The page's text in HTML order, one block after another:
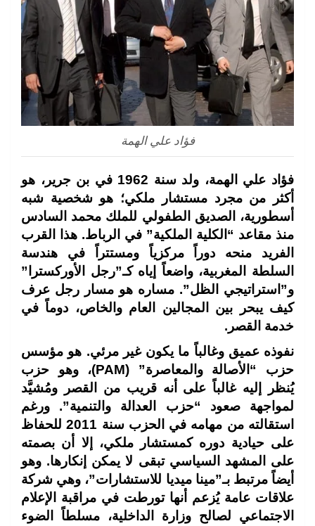
فؤاد علي الهمة
فؤاد علي الهمة، ولد سنة 1962 في بن جرير، هو
أكثر من مجرد مستشار ملكي؛ هو شخصية شبه
أسطورية، الصديق الطفولي للملك محمد السادس
منذ مقاعد “الكلية الملكية” في الرباط. هذا القرب
الفريد منحه دوراً مركزياً ومستتراً في هندسة
السلطة المغربية، واضعاً إياه كـ”رجل الأوركسترا”
و”استراتيجي الظل”. مساره هو مسار رجل عرف
كيف يبحر بين المجالين العام والخاص، دوماً في
خدمة القصر.
نفوذه عميق وغالباً ما يكون غير مرئي. هو مؤسس
حزب “الأصالة والمعاصرة” (PAM)، وهو حزب
يُنظر إليه غالباً على أنه قريب من القصر ومُشيَّد
لمواجهة صعود “حزب العدالة والتنمية”. ورغم
استقالته من مهامه في الحزب سنة 2011 للحفاظ
على حيادية دوره كمستشار ملكي، إلا أن بصمته
على المشهد السياسي تبقى لا يمكن إنكارها. وهو
أيضاً مرتبط بـ”مينا ميديا للاستشارات”، وهي شركة
علاقات عامة يُزعم أنها تورطت في مراقبة الإعلام
الاجتماعي لصالح وزارة الداخلية، مسلطاً الضوء